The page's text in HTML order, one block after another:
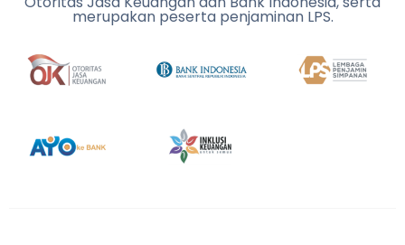
merupakan peserta penjaminan LPS.